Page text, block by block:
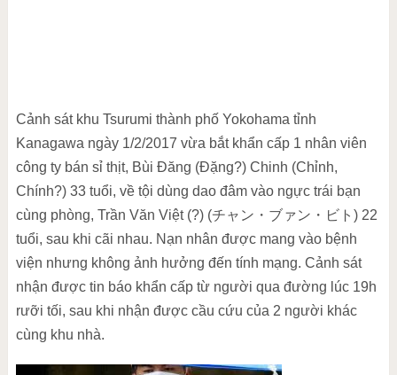
Cảnh sát khu Tsurumi thành phố Yokohama tỉnh
Kanagawa ngày 1/2/2017 vừa bắt khẩn cấp 1 nhân viên
công ty bán sỉ thịt, Bùi Đăng (Đặng?) Chinh (Chỉnh,
Chính?) 33 tuổi, về tội dùng dao đâm vào ngực trái bạn
cùng phòng, Trần Văn Việt (?) (チャン・ブァン・ビト) 22
tuổi, sau khi cãi nhau. Nạn nhân được mang vào bệnh
viện nhưng không ảnh hưởng đến tính mạng. Cảnh sát
nhận được tin báo khẩn cấp từ người qua đường lúc 19h
rưỡi tối, sau khi nhận được cầu cứu của 2 người khác
cùng khu nhà.